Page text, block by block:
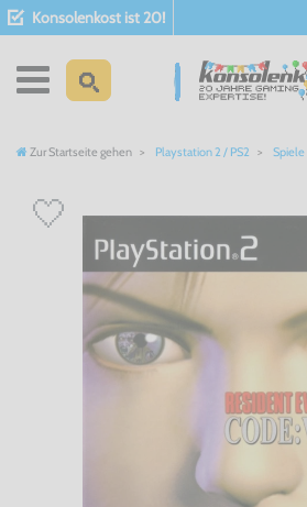
Konsolenkost ist 20!
Zur Startseite gehen Playstation 2 / PS2 Spiele